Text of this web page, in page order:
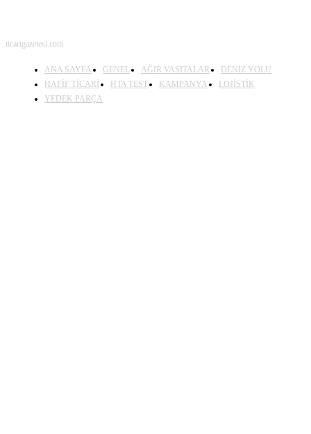
ticarigazetesi.com
ANA SAYFA GENEL AĞIR VASITALAR
DENİZ YOLU
HAFİF TİCARİ
HTA TEST KAMPANYA
LOJİSTİK
YEDEK PARÇA